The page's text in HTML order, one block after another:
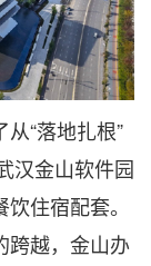
“落地扎根”
汉金山软件园
住宿配套。
跨越，金山办